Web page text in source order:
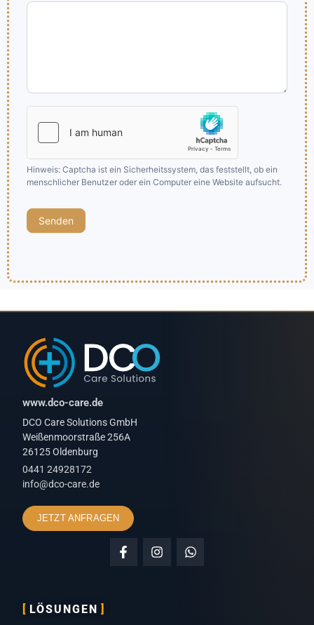
Hinweis: Captcha ist ein Sicherheitssystem, das feststellt, ob ein
menschlicher Benutzer oder ein Computer eine Website aufsucht.
Senden
www.dco-care.de
DCO Care Solutions GmbH
Weißenmoorstraße 256A
26125 Oldenburg
0441 24928172
info@dco-care.de
JETZT ANFRAGEN
LÖSUNGEN